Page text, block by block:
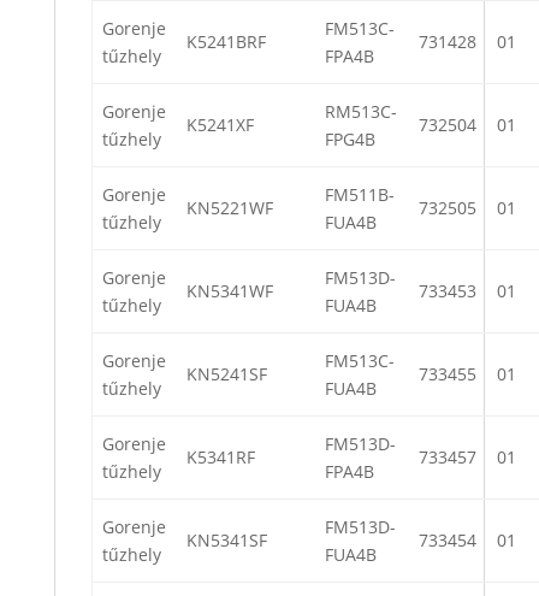
Gorenje
tűzhely
K5241BRF
FM513C-
FPA4B
731428 01
Gorenje
tűzhely
K5241XF
RM513C-
FPG4B
732504 01
Gorenje
tűzhely
KN5221WF
FM511B-
FUA4B
732505 01
Gorenje
tűzhely
KN5341WF
FM513D-
FUA4B
733453 01
Gorenje
tűzhely
KN5241SF
FM513C-
FUA4B
733455 01
Gorenje
tűzhely
K5341RF
FM513D-
FPA4B
733457 01
Gorenje
tűzhely
KN5341SF
FM513D-
FUA4B
733454 01